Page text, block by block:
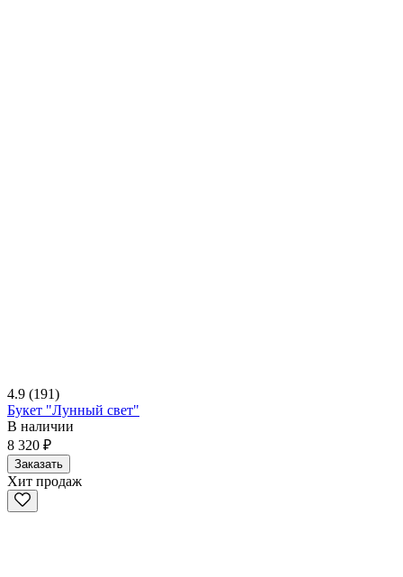
4.9 (191)
Букет "Лунный свет"
В наличии
8 320 ₽
Заказать
Хит продаж